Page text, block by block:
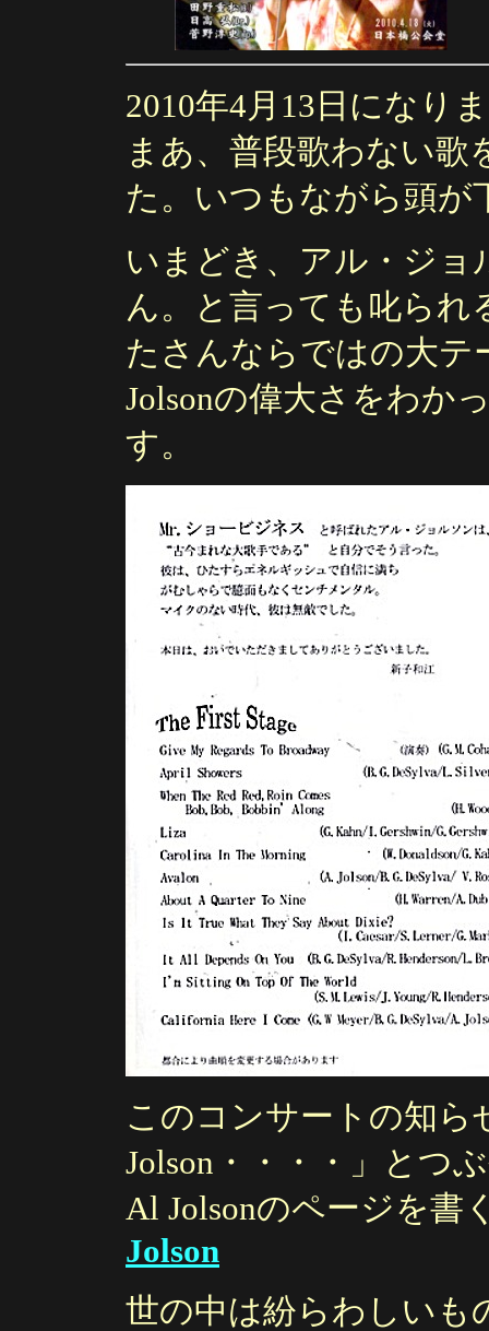
2010年4月13日になり
まあ、普段歌わない
た。いつもながら頭が
いまどき、アル・ジョ
ん。と言っても叱ら
たさんならではの大
Jolsonの偉大さをわか
す。
このコンサートの知
Jolson・・・・」とつ
Al Jolsonのページを
Jolson
世の中は紛らわしいも